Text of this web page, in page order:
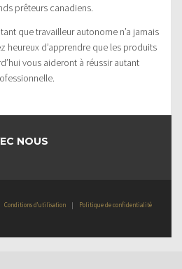
prêteurs canadiens.
que travailleur autonome n’a jamais
heureux d’apprendre que les produits
vous aideront à réussir autant
NOUS
Conditions d’utilisation | Politique de confidentialité